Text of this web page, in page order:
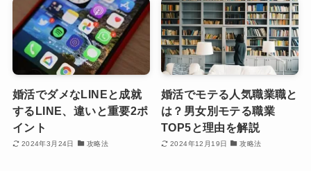
婚活でダメなLINEと成就
するLINE、違いと重要2ポ
イント
2024年3月24日 攻略法
婚活でモテる人気職業職と
は？男女別モテる職業
TOP5と理由を解説
2024年12月19日 攻略法